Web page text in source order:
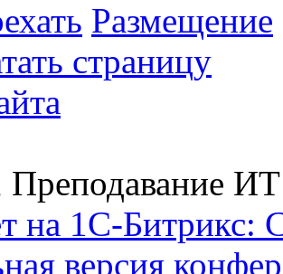
Размещение
страницу
на 1С-Битрикс:
версия